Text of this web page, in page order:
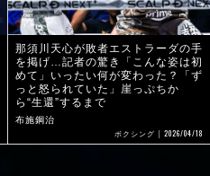
那須川天心が敗者エストラーダの手
を掲げ…記者の驚き「こんな姿は初
めて」いったい何が変わった？「ず
っと怒られていた」崖っぷちか
ら“生還”するまで
布施鋼治
ボクシング 2026/04/18